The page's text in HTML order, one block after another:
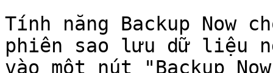
Tính năng Backup Now
phiên sao lưu dữ liệu
vào một nút "Backup